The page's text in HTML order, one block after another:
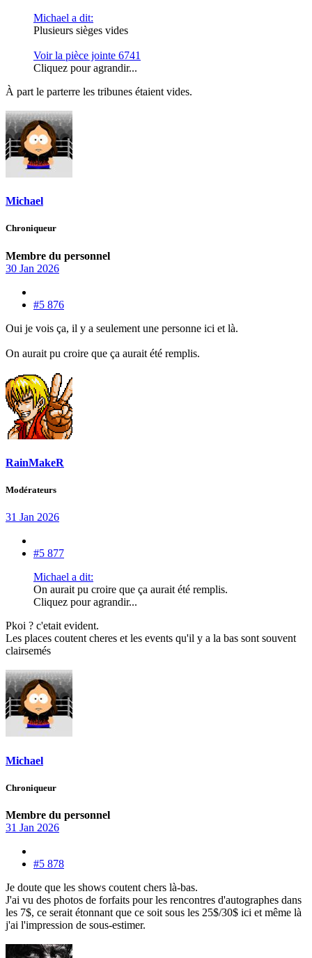
Michael a dit:
Plusieurs sièges vides
Voir la pièce jointe 6741
Cliquez pour agrandir...
À part le parterre les tribunes étaient vides.
Michael
Chroniqueur
Membre du personnel
30 Jan 2026
#5 876
Oui je vois ça, il y a seulement une personne ici et là.
On aurait pu croire que ça aurait été remplis.
RainMakeR
Modérateurs
31 Jan 2026
#5 877
Michael a dit:
On aurait pu croire que ça aurait été remplis.
Cliquez pour agrandir...
Pkoi ? c'etait evident.
Les places coutent cheres et les events qu'il y a la bas sont souvent
clairsemés
Michael
Chroniqueur
Membre du personnel
31 Jan 2026
#5 878
Je doute que les shows coutent chers là-bas.
J'ai vu des photos de forfaits pour les rencontres d'autographes dans
les 7$, ce serait étonnant que ce soit sous les 25$/30$ ici et même là
j'ai l'impression de sous-estimer.